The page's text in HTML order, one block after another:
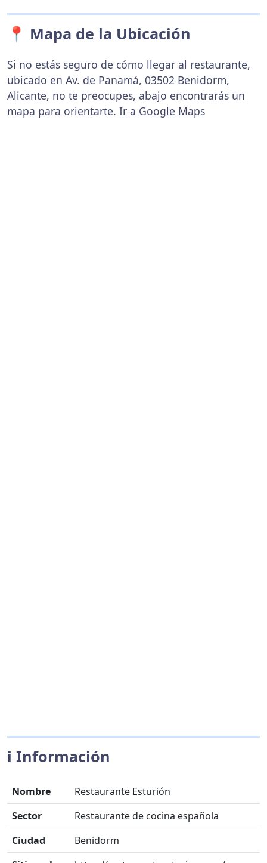
📍 Mapa de la Ubicación
Si no estás seguro de cómo llegar al restaurante,
ubicado en Av. de Panamá, 03502 Benidorm,
Alicante, no te preocupes, abajo encontrarás un
mapa para orientarte. Ir a Google Maps
ℹ️ Información
Nombre
Restaurante Esturión
Sector
Restaurante de cocina española
Ciudad
Benidorm